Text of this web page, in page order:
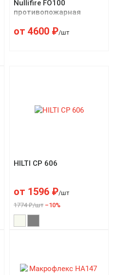
Nullifire FO100
противопожарная
от 4600 ₽/шт
HILTI CP 606
от 1596 ₽/шт
1774 ₽/шт –10%